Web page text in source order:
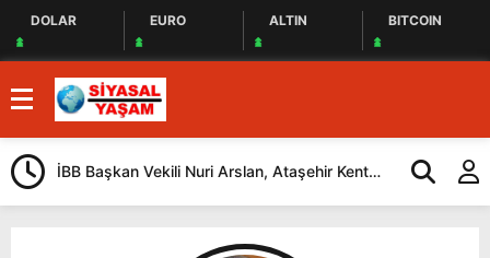
DOLAR EURO ALTIN BITCOIN
İBB Başkan Vekili Nuri Arslan, Ataşehir Kent
Lokantasını Ziyaret Etti
Tuzla’da
Düzenlendi